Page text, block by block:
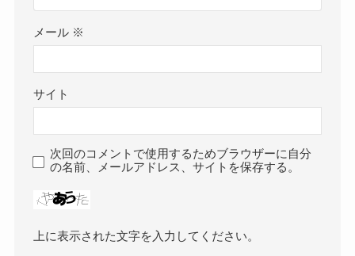
メール ※
サイト
次回のコメントで使用するためブラウザーに自分
の名前、メールアドレス、サイトを保存する。
上に表示された文字を入力してください。